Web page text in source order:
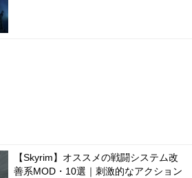
【Skyrim】オススメの戦闘システム改
善系MOD・10選｜刺激的なアクション